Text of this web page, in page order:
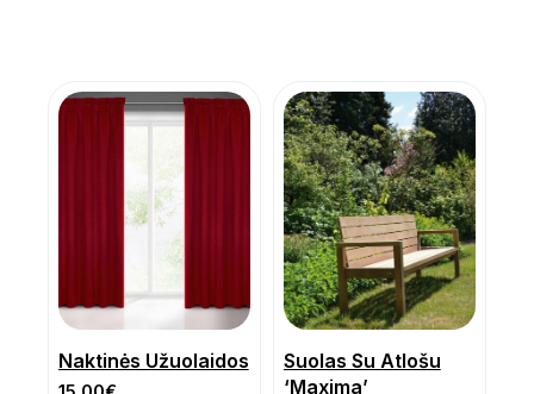
Naktinės Užuolaidos
Suolas Su Atlošu
‘Maxima’